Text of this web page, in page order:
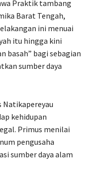
Praktik tambang
Barat Tengah,
ini menuai
itu hingga kini
basah” bagi sebagian
sumber daya
Natikapereyau
kehidupan
Primus menilai
pengusaha
sumber daya alam